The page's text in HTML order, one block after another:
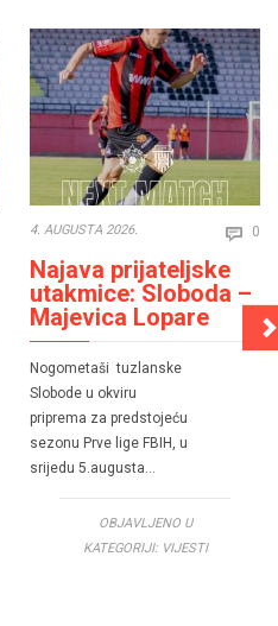
Comments
4. AUGUSTA 2026.  0
Najava prijateljske
utakmice: Sloboda –
Majevica Lopare
Nogometaši tuzlanske
Slobode u okviru
priprema za predstojeću
sezonu Prve lige FBIH, u
srijedu 5.augusta…
OBJAVLJENO U
KATEGORIJI: VIJESTI